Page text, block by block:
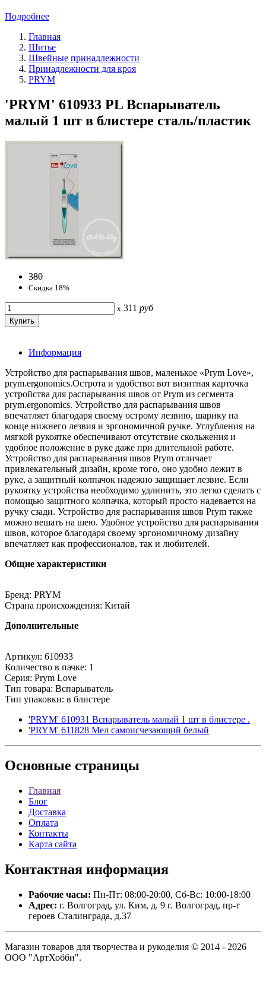
Подробнее
Главная
Шитье
Швейные принадлежности
Принадлежности для кроя
PRYM
'PRYM' 610933 PL Вспарыватель
малый 1 шт в блистере сталь/пластик
380
Скидка 18%
x 311 руб
Информация
Устройство для распарывания швов, маленькое «Prym Love»,
prym.ergonomics.Острота и удобство: вот визитная карточка
устройства для распарывания швов от Prym из сегмента
prym.ergonomics. Устройство для распарывания швов
впечатляет благодаря своему острому лезвию, шарику на
конце нижнего лезвия и эргономичной ручке. Углубления на
мягкой рукоятке обеспечивают отсутствие скольжения и
удобное положение в руке даже при длительной работе.
Устройство для распарывания швов Prym отличает
привлекательный дизайн, кроме того, оно удобно лежит в
руке, а защитный колпачок надежно защищает лезвие. Если
рукоятку устройства необходимо удлинить, это легко сделать с
помощью защитного колпачка, который просто надевается на
ручку сзади. Устройство для распарывания швов Prym также
можно вешать на шею. Удобное устройство для распарывания
швов, которое благодаря своему эргономичному дизайну
впечатляет как профессионалов, так и любителей.
Общие характеристики
Бренд: PRYM
Страна происхождения: Китай
Дополнительные
Артикул: 610933
Количество в пачке: 1
Серия: Prym Love
Тип товара: Вспарыватель
Тип упаковки: в блистере
'PRYM' 610931 Вспарыватель малый 1 шт в блистере .
'PRYM' 611828 Мел самоисчезающий белый
Основные страницы
Главная
Блог
Доставка
Оплата
Контакты
Карта сайта
Контактная информация
Рабочие часы: Пн-Пт: 08:00-20:00, Сб-Вс: 10:00-18:00
Адрес: г. Волгоград, ул. Ким, д. 9 г. Волгоград, пр-т
героев Сталинграда, д.37
Магазин товаров для творчества и рукоделия © 2014 - 2026
ООО "АртХобби".